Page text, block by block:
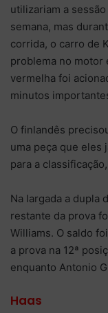
utilizariam a
semana, mas
corrida, o carro de
problema no motor
vermelha foi
minutos
O finlandês
uma peça que eles
para a
Na largada a dupla
restante da prova
Williams. O saldo
a prova na 12ª
enquanto Antonio
Haas